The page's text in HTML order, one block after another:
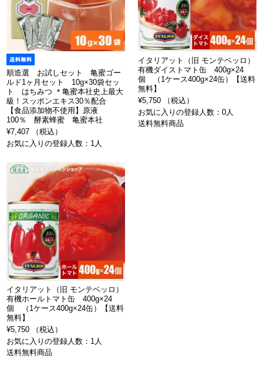
順造選 お試しセット 亀蜜ゴー
ルド1ヶ月セット 10g×30袋セッ
ト はちみつ ＊亀蜜本社史上最大
級！スッポンエキス30％配合
【食品添加物不使用】原液
100％ 酵素蜂蜜 亀蜜本社
¥7,407 （税込）
お気に入りの登録人数：1人
イタリアット（旧 モンテベッロ）
有機ダイストマト缶 400g×24
個 （1ケース400g×24缶）【送料
無料】
¥5,750 （税込）
お気に入りの登録人数：0人
送料無料商品
イタリアット（旧 モンテベッロ）
有機ホールトマト缶 400g×24
個 （1ケース400g×24缶）【送料
無料】
¥5,750 （税込）
お気に入りの登録人数：1人
送料無料商品